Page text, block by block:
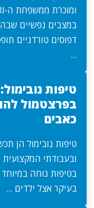
במצבים נפשיים
דפוסים טורדניים
...
טיפות
בפרצטמול
כאבים
טיפות נובימול הן
ובעבודתי
בטיפות נוחה
בעיקר אצל ילדים ...